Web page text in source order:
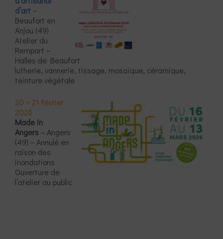
d’art –
Beaufort en
Anjou (49)
Atelier du
Rempart –
Halles de Beaufort
lutherie, vannerie, tissage, mosaïque, céramique,
teinture végétale
20 > 21 février
2026
Made in
Angers – Angers
(49) – Annulé en
raison des
inondations
Ouverture de
l’atelier au public